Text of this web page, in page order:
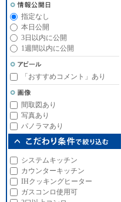
指定なし
本日公開
3日以内に公開
1週間以内に公開
「おすすめコメント」あり
間取図あり
写真あり
パノラマあり
システムキッチン
カウンターキッチン
IHクッキングヒーター
ガスコンロ使用可